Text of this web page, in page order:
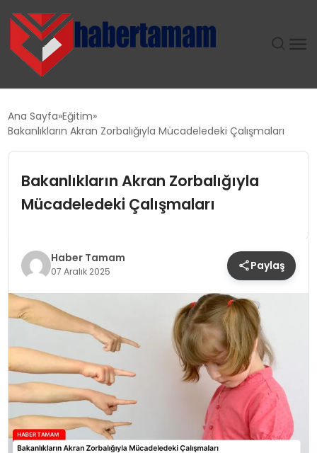
SPOR
EKONOMI
MAGAZIN
SIYASET
EĞITIM
YAŞAM
Ana Sayfa Eğitim
Bakanlıkların Akran Zorbalığıyla Mücadeledeki Çalışmaları
Bakanlıkların Akran Zorbalığıyla
Mücadeledeki Çalışmaları
Haber Tamam
07 Aralık 2025 Paylaş